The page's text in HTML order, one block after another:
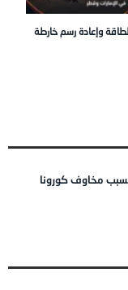
وإعادة رسم خارطة
مخاوف كورونا